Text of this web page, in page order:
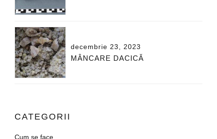
decembrie 23, 2023
MÂNCARE DACICĂ
CATEGORII
Cum se face